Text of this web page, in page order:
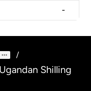
-
/
Shilling